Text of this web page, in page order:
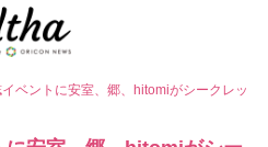
ベントに安室、郷、hitomiがシークレッ